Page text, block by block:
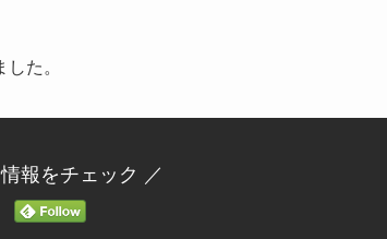
た。
報をチェック ／